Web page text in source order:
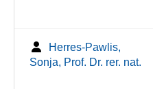
Herres-Pawlis,
Sonja, Prof. Dr. rer. nat.